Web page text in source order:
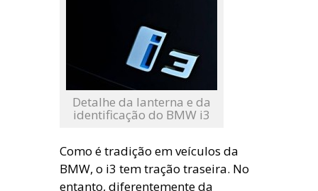
Detalhe da lanterna e da
identificação do BMW i3
Como é tradição em veículos da
BMW, o i3 tem tração traseira. No
entanto, diferentemente da